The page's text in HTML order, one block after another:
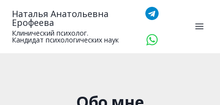
содержимому
Наталья Анатольевна
Ерофеева
Клинический психолог.
Кандидат психологических наук